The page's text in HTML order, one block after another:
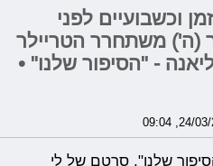
וכשבועיים לפני
(ה') משתחרר הטריילר
- "הסיפור שלנו" •
שלנו", סרטם של לי